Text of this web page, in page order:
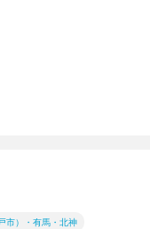
市）・有馬・北神